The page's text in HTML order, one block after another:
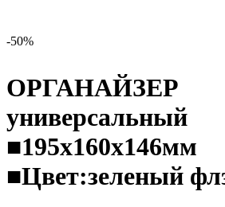
-50%
ОРГАНАЙЗЕР
универсальный
■195x160x146мм
■Цвет:зеленый